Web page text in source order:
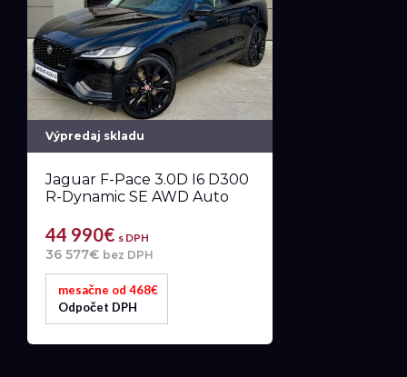
Výpredaj skladu
Jaguar F-Pace 3.0D I6 D300
R-Dynamic SE AWD Auto
44 990€ s DPH
36 577€ bez DPH
mesačne od 468€
Odpočet DPH